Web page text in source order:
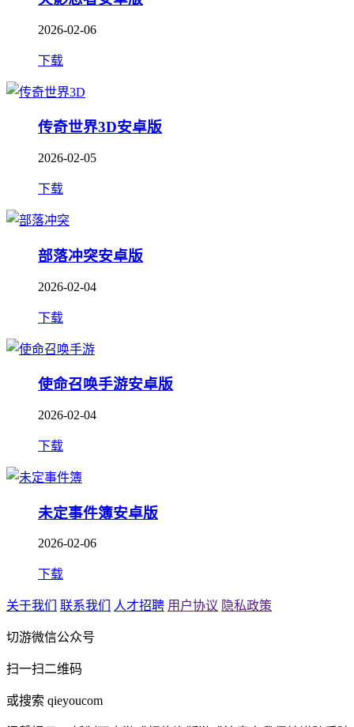
2026-02-06
下载
传奇世界3D安卓版
2026-02-05
下载
部落冲突安卓版
2026-02-04
下载
使命召唤手游安卓版
2026-02-04
下载
未定事件簿安卓版
2026-02-06
下载
关于我们 联系我们 人才招聘 用户协议 隐私政策
切游微信公众号
扫一扫二维码
或搜索 qieyoucom